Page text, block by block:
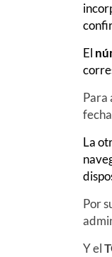
El
Para
La
Por
Y el